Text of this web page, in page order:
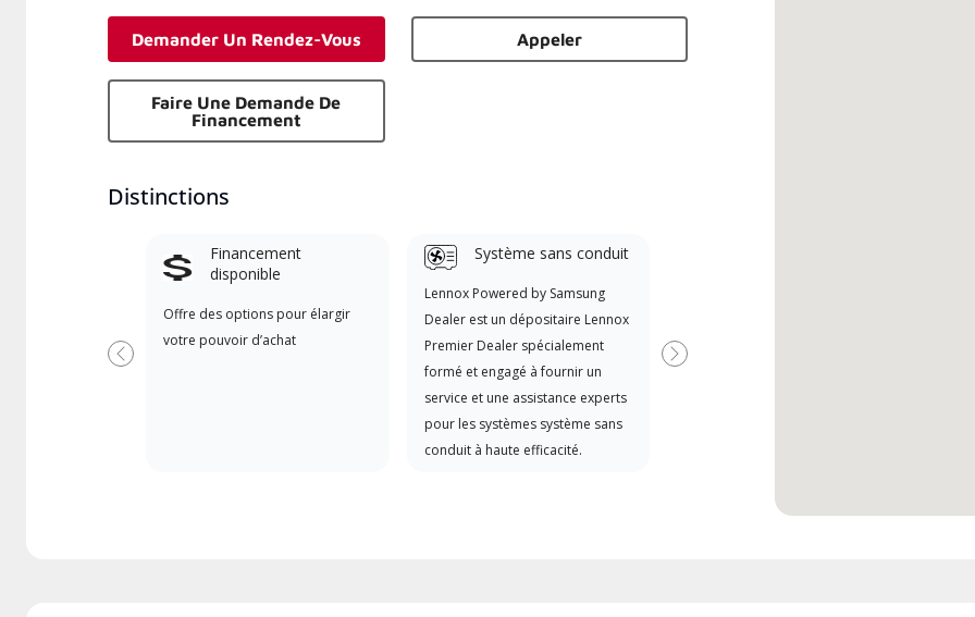
Demander Un Rendez-Vous Appeler
Faire Une Demande De
Financement
Distinctions
Financement
disponible
Offre des options pour élargir
votre pouvoir d’achat
Système sans conduit
Lennox Powered by Samsung
Dealer est un dépositaire Lennox
Premier Dealer spécialement
formé et engagé à fournir un
service et une assistance experts
pour les systèmes système sans
conduit à haute efficacité.
Précédent Suivant